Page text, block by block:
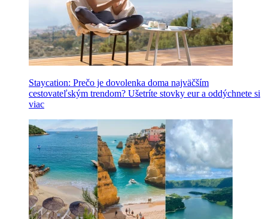
Staycation: Prečo je dovolenka doma najväčším
cestovateľským trendom? Ušetríte stovky eur a oddýchnete si
viac